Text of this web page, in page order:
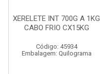
XERELETE INT 700G A 1KG
CABO FRIO CX15KG
Código: 45934
Embalagem: Quilograma